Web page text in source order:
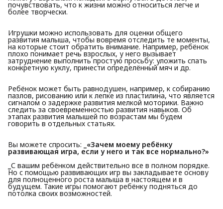
почувствовать, что к жизни можно относиться легче и
более творчески.
Игрушки можно использовать для оценки общего
развития малыша, чтобы вовремя отследить те моменты,
на которые стоит обратить внимание. Например, ребёнок
плохо понимает речь взрослых, у него вызывает
затруднение выполнить простую просьбу: уложить спать
конкретную куклу, принести определённый мяч и др.
Ребёнок может быть равнодушен, например, к собиранию
пазлов, рисованию или к лепке из пластилина, что является
сигналом о задержке развития мелкой моторики. Важно
следить за своевременностью развития навыков. Об
этапах развития малышей по возрастам мы будем
говорить в отдельных статьях.
Вы можете спросить: _«Зачем моему ребёнку
развивающая игра, если у него и так все нормально?»
С вашим ребёнком действительно все в полном порядке.
Но с помощью развивающих игр вы закладываете основу
для полноценного роста малыша в настоящем и в
будущем. Такие игры помогают ребёнку подняться до
потолка своих возможностей.